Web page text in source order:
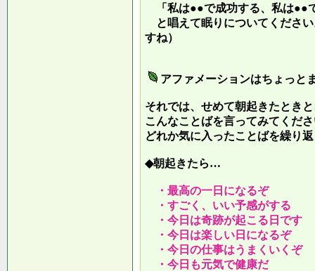
「私は●●で成功する、私は●●
と唱えて眠りについてくださ
すね）
アファメーションはちょっと
それでは、せめて朝起きたとき
こんなことばを言ってみてくだ
どれか気に入ったことばを繰り
◆朝起きたら…
・最高の一日になるぞ
・すごく、いい予感がする
・今日は奇跡が起こる日です
・今日は楽しい日になるぞ
・今日の仕事はうまくいくぞ
・今日も元気で健康だ